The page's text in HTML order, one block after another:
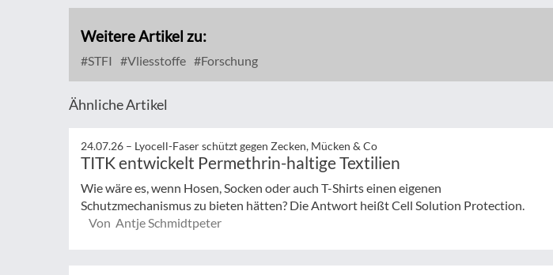
Weitere Artikel zu:
STFI Vliesstoffe Forschung
Ähnliche Artikel
24.07.26 – Lyocell-Faser schützt gegen Zecken, Mücken & Co
TITK entwickelt Permethrin-haltige Textilien
Wie wäre es, wenn Hosen, Socken oder auch T-Shirts einen eigenen
Schutzmechanismus zu bieten hätten? Die Antwort heißt Cell Solution Protection.
Von Antje Schmidtpeter